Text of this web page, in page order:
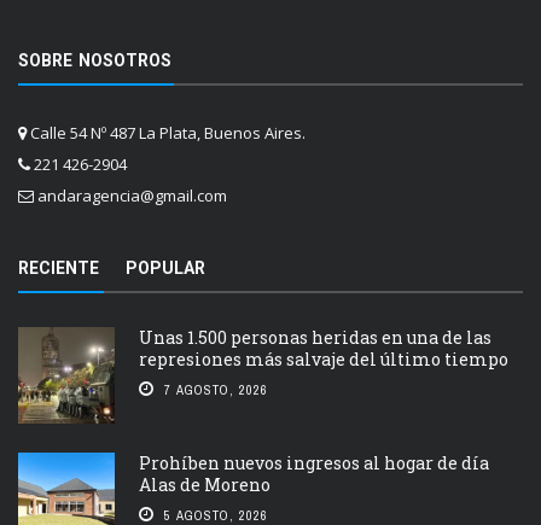
SOBRE NOSOTROS
Calle 54 Nº 487 La Plata, Buenos Aires.
221 426-2904
andaragencia@gmail.com
RECIENTE POPULAR
Unas 1.500 personas heridas en una de las
represiones más salvaje del último tiempo
7 AGOSTO, 2026
Prohíben nuevos ingresos al hogar de día
Alas de Moreno
5 AGOSTO, 2026